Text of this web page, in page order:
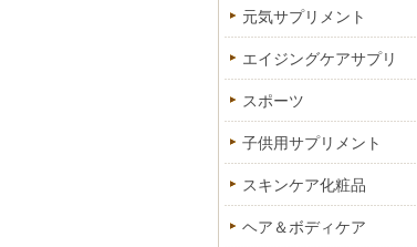
元気サプリメント
エイジングケアサプリ
スポーツ
子供用サプリメント
スキンケア化粧品
ヘア＆ボディケア